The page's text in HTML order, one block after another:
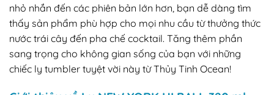
nhỏ nhắn đến các phiên bản lớn hơn, bạn dễ dàng tìm
thấy sản phẩm phù hợp cho mọi nhu cầu từ thưởng thức
nước trái cây đến pha chế cocktail. Tăng thêm phần
sang trọng cho không gian sống của bạn với những
chiếc ly tumbler tuyệt vời này từ Thủy Tinh Ocean!